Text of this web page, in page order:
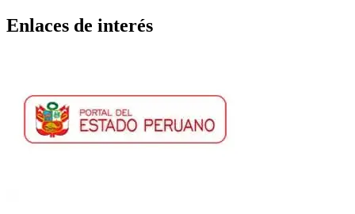
Enlaces de interés